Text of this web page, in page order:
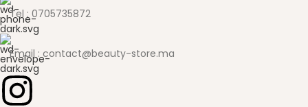
Tel : 0705735872
Email : contact@beauty-store.ma